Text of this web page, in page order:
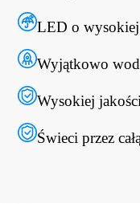
LED o wysokiej
Wyjątkowo
Wysokiej
Świeci przez